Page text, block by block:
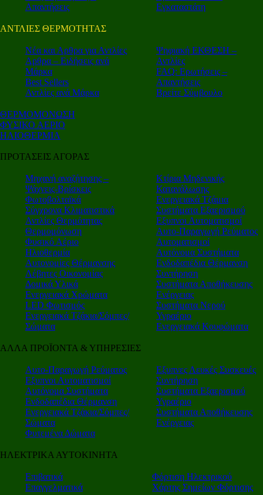
Απαντήσεις
Εγκαταστάτη
ΑΝΤΛΙΕΣ ΘΕΡΜΟΤΗΤΑΣ
Nέα και Αρθρα για Αντλίες
Αρθρα – Ειδήσεις ανά
Μάρκα
Best Sellers
Αντλίες ανά Μάρκα
Ψηφιακή ΕΚΘΕΣΗ –
Αντλίες
FAQ: Ερωτήσεις –
Απαντήσεις
Βρείτε Σύμβουλο
ΘΕΡΜΟΜΟΝΩΣΗ
ΦΥΣΙΚΟ ΑΕΡΙΟ
ΗΛΙΟΘΕΡΜΙΑ
ΠΡΟΤΑΣΕΙΣ ΑΓΟΡΑΣ
Μηχανή αναζήτησης –
Ψάχνεις-Βρίσκεις
Φωτοβολταϊκά
Σύγχρονα Κλιματιστικά
Αντλίες Θερμότητας
Θερμομόνωση
Φυσικό Αέριο
Ηλιοθερμία
Αυτονομίες Θέρμανσης
Λέβητες Οικονομίας
Δομικά Υλικά
Ενεργειακά Χρώματα
LED Φωτισμός
Ενεργειακά Τζάκια/Σόμπες/
Σώματα
Κτίρια Μηδενικής
Κατανάλωσης
Ενεργειακά Τζάμια
Συστήματα Εξαερισμού
Εξυπνοι Αυτοματισμοί
Αυτο-Παραγωγή Ρεύματος
Αυτοματισμοί
Αυτόνομα Συστήματα
Ενδοδαπέδια Θέρμανση
Συντήρηση
Συστήματα Αποθήκευσης
Ενέργειας
Συστήματα Νερού
Υγραέριο
Ενεργειακά Κουφώματα
ΑΛΛΑ ΠΡΟΪΟΝΤΑ & ΥΠΗΡΕΣΙΕΣ
Αυτο-Παραγωγή Ρεύματος
Εξυπνοι Αυτοματισμοί
Αυτόνομα Συστήματα
Ενδοδαπέδια Θέρμανση
Ενεργειακά Τζάκια/Σόμπες/
Σώματα
Φυτεμένα Δώματα
Εξυπνες Λευκές Συσκευές
Συντήρηση
Συστήματα Εξαερισμού
Υγραέριο
Συστήματα Αποθήκευσης
Ενέργειας
ΗΛΕΚΤΡΙΚΑ ΑΥΤΟΚΙΝΗΤΑ
Επιβατικά
Επαγγελματικά
Φόρτιση Ηλεκτρικού
Χάρτης Σημείων Φόρτισης